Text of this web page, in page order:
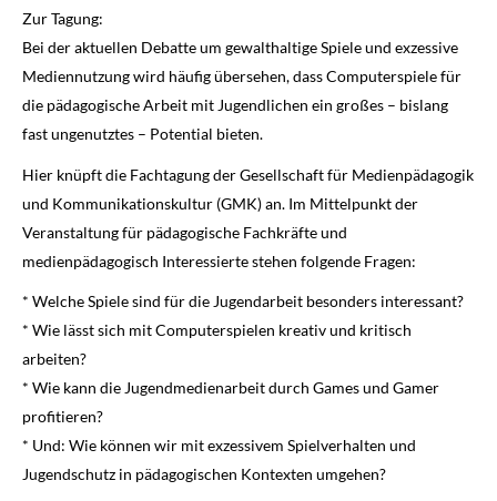
Zur Tagung:
Bei der aktuellen Debatte um gewalthaltige Spiele und exzessive
Mediennutzung wird häufig übersehen, dass Computerspiele für
die pädagogische Arbeit mit Jugendlichen ein großes – bislang
fast ungenutztes – Potential bieten.
Hier knüpft die Fachtagung der Gesellschaft für Medienpädagogik
und Kommunikationskultur (GMK) an. Im Mittelpunkt der
Veranstaltung für pädagogische Fachkräfte und
medienpädagogisch Interessierte stehen folgende Fragen:
* Welche Spiele sind für die Jugendarbeit besonders interessant?
* Wie lässt sich mit Computerspielen kreativ und kritisch
arbeiten?
* Wie kann die Jugendmedienarbeit durch Games und Gamer
profitieren?
* Und: Wie können wir mit exzessivem Spielverhalten und
Jugendschutz in pädagogischen Kontexten umgehen?